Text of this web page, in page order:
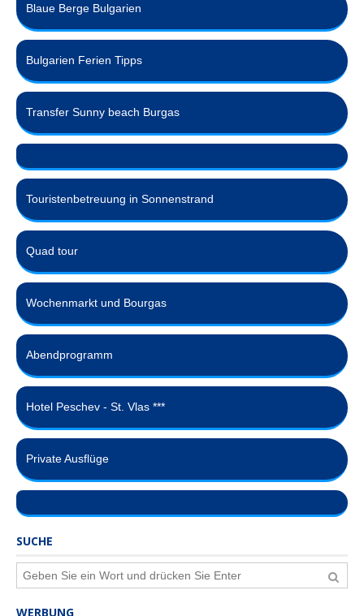
Blaue Berge Bulgarien
Bulgarien Ferien Tipps
Transfer Sunny beach Burgas
Touristenbetreuung in Sonnenstrand
Quad tour
Wochenmarkt und Bourgas
Abendprogramm
Hotel Peschev - St. Vlas ***
Private Ausflüge
SUCHE
WERBUNG